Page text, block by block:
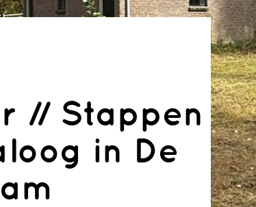
// Stappen
in De